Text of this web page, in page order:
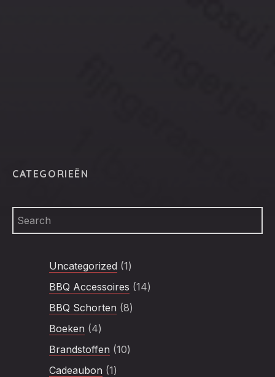
CATEGORIEËN
Uncategorized 11
product
BBQ Accessoires 1414
BBQ Schorten 88
Boeken 44
producten
Brandstoffen 1010
Cadeaubon 11